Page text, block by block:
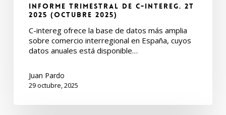
Informe Trimestral de C-intereg. 2T
2025 (Octubre 2025)
C-intereg ofrece la base de datos más amplia
sobre comercio interregional en España, cuyos
datos anuales está disponible…
Juan Pardo
29 octubre, 2025